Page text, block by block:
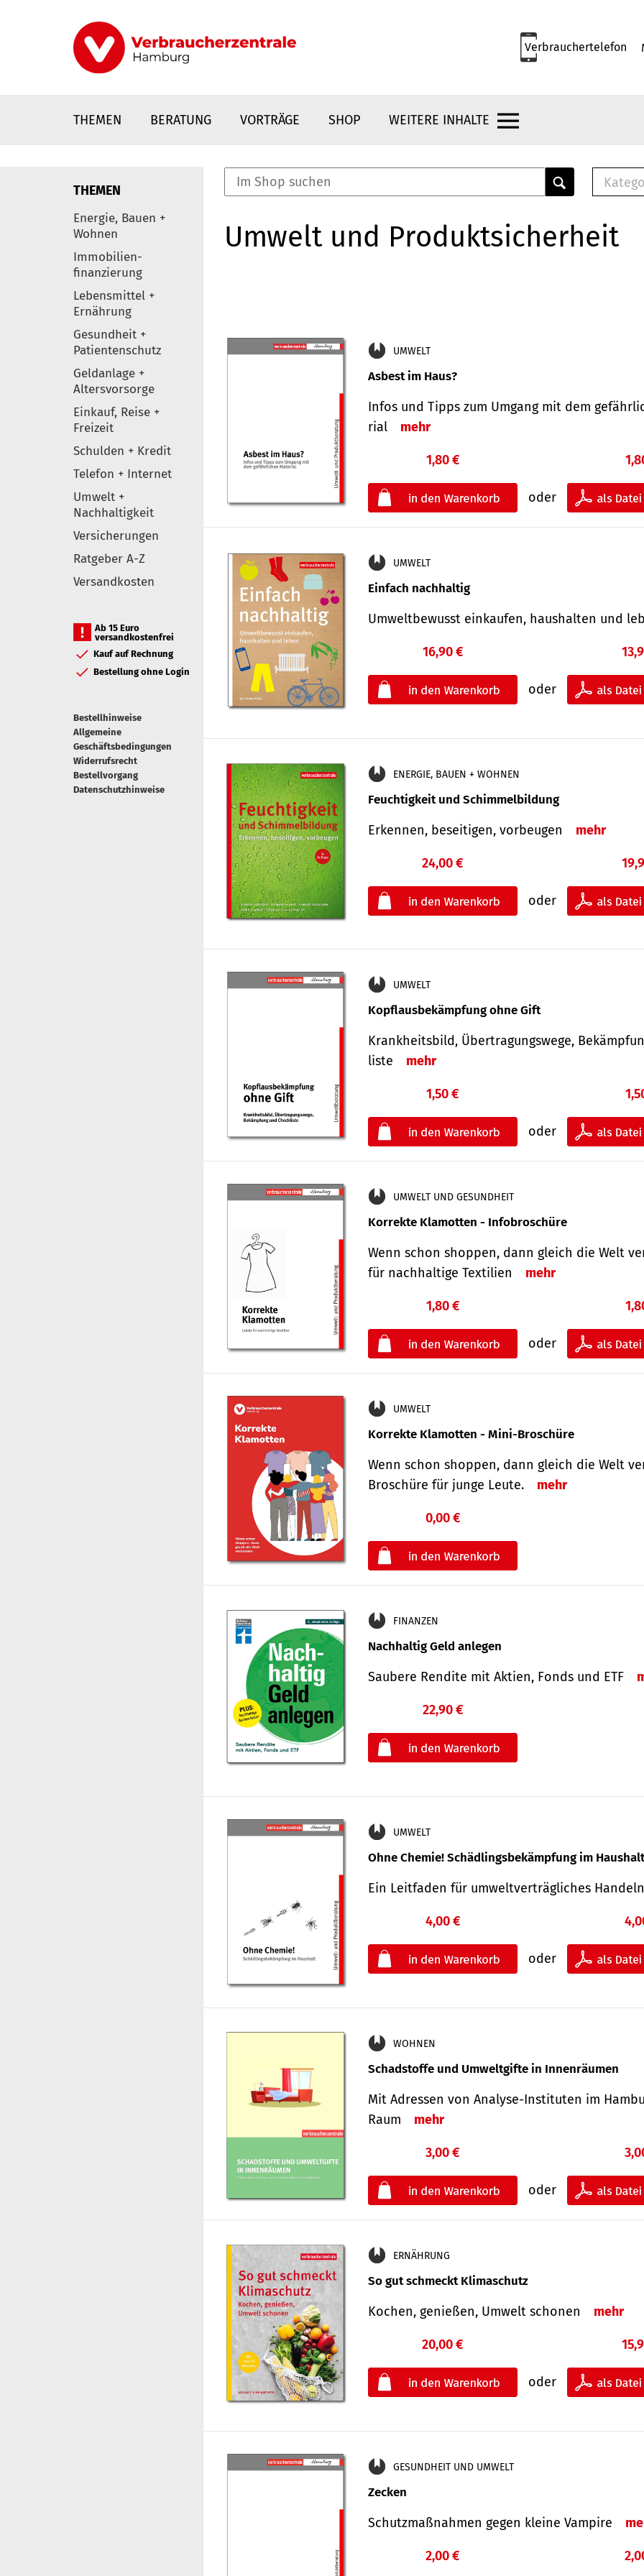
Verbrauchertelefon
THEMEN BERATUNG VORTRÄGE SHOP WEITERE INHALTE
Elemente
THEMEN
Energie, Bauen +
Wohnen
Immobilien-
finanzierung
Lebensmittel +
Ernährung
Gesundheit +
Patientenschutz
Geldanlage +
Altersvorsorge
Einkauf, Reise +
Freizeit
Schulden + Kredit
Telefon + Internet
Umwelt +
Nachhaltigkeit
Versicherungen
Ratgeber A-Z
Versandkosten
Ab 15 Euro
versandkostenfrei
Kauf auf Rechnung
Bestellung ohne Login
Bestellhinweise
Allgemeine
Geschäftsbedingungen
Widerrufsrecht
Bestellvorgang
Datenschutzhinweise
Umwelt und Produktsicherheit
UMWELT
Asbest im Haus?
Infos und Tipps zum Um­gang mit dem
rial
mehr
1,80 €
oder
UMWELT
Einfach nachhaltig
Umweltbewusst einkaufen, haushalten und
16,90 €
oder
ENERGIE, BAUEN + WOHNEN
Feuchtigkeit und Schimmelbildung
Erkennen, beseitigen, vorbeugen mehr
24,00 €
oder
UMWELT
Kopflausbekämpfung ohne Gift
Krankheits­bild, Übertra­gungs­wege,
liste
mehr
1,50 €
oder
UMWELT UND GESUNDHEIT
Korrekte Klamotten - Infobroschüre
Wenn schon shoppen, dann gleich die Welt
für nachhaltige Textilien
mehr
1,80 €
oder
UMWELT
Korrekte Klamotten - Mini-Broschüre
Wenn schon shoppen, dann gleich die Welt
Broschüre für junge Leute.
mehr
0,00 €
FINANZEN
Nachhaltig Geld anlegen
Saubere Rendite mit Aktien, Fonds und ETF
22,90 €
UMWELT
Ohne Chemie! Schädlingsbekämpfung im Haushalt
Ein Leitfaden für um­welt­ver­träg­liches Han­deln
4,00 €
oder
WOHNEN
Schadstoffe und Umweltgifte in Innenräumen
Mit Adressen von Analyse-Insti­tuten im
Raum
mehr
3,00 €
oder
ERNÄHRUNG
So gut schmeckt Klimaschutz
Kochen, genießen, Umwelt schonen mehr
20,00 €
oder
GESUNDHEIT UND UMWELT
Zecken
Schutz­maß­nahmen gegen kleine Vampire
2,00 €